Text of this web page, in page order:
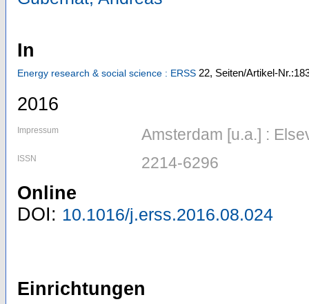
In
Energy research & social science : ERSS 22, Seiten/Artikel-
2016
Impressum Amsterdam [u.a.] :
ISSN 2214-6296
Online
DOI: 10.1016/j.erss.2016.08.024
Einrichtungen